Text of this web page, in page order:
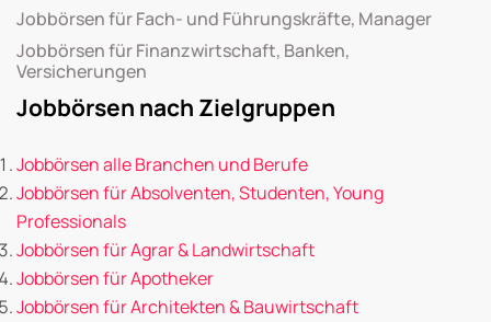
Jobbörsen für Fach- und Führungskräfte, Manager
Jobbörsen für Finanzwirtschaft, Banken,
Versicherungen
Jobbörsen nach Zielgruppen
Jobbörsen alle Branchen und Berufe
Jobbörsen für Absolventen, Studenten, Young
Professionals
Jobbörsen für Agrar & Landwirtschaft
Jobbörsen für Apotheker
Jobbörsen für Architekten & Bauwirtschaft